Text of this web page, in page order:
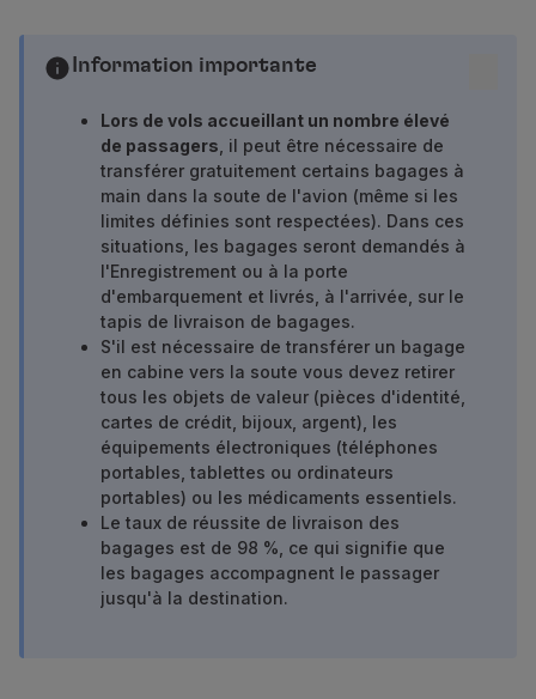
Repas à bord
Wi-Fi
Gérer de réservation
Gestion des Réserves
Extras et Upgrades
Facture en ligne
Bons TAP
Location de voiture
Hébergement
Enregistrement
Informations d'Enregistrement
TAP Miles&Go
Programme TAP Miles&Go
Découvrez le Programme
Accumuler des miles
Utiliser des miles
Partenaires
Club TAP Miles&Go
Information importante
Lors de vols accueillant un nombre élevé
de passagers , il peut être nécessaire de
transférer gratuitement certains bagages à
main dans la soute de l'avion (même si les
limites définies sont respectées). Dans ces
situations, les bagages seront demandés à
l'Enregistrement ou à la porte
d'embarquement et livrés, à l'arrivée, sur le
tapis de livraison de bagages.
S'il est nécessaire de transférer un bagage
en cabine vers la soute vous devez retirer
tous les objets de valeur (pièces d'identité,
cartes de crédit, bijoux, argent), les
équipements électroniques (téléphones
portables, tablettes ou ordinateurs
portables) ou les médicaments essentiels.
Le taux de réussite de livraison des
bagages est de 98 %, ce qui signifie que
les bagages accompagnent le passager
jusqu'à la destination.